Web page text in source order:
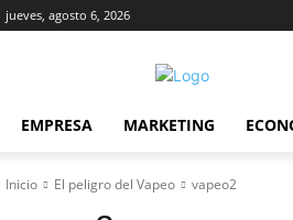
jueves, agosto 6, 2026
EMPRESA MARKETING
Inicio El peligro del Vapeo vapeo2